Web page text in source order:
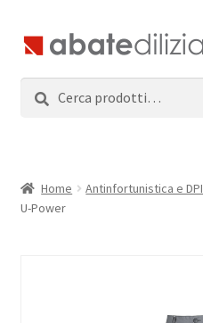
Vai
alla
navigazione
Vai
al
contenuto
ServiziHome Antinfortunistica e DPI
U-Power